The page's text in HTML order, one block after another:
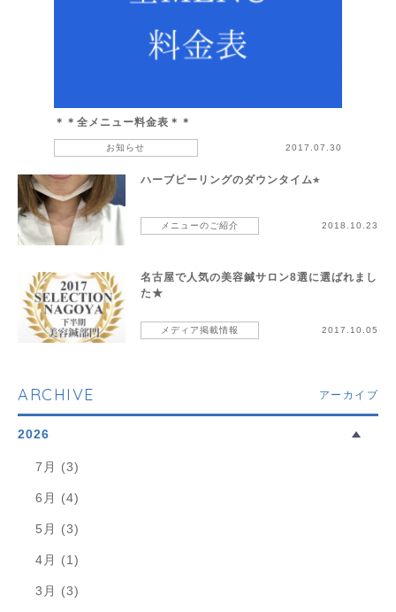
＊＊全メニュー料金表＊＊
お知らせ 2017.07.30
ハーブピーリングのダウンタイム⭐︎
メニューのご紹介 2018.10.23
名古屋で人気の美容鍼サロン8選に選ばれまし
た★
メディア掲載情報 2017.10.05
ARCHIVE アーカイブ
2026
7月 (3)
6月 (4)
5月 (3)
4月 (1)
3月 (3)